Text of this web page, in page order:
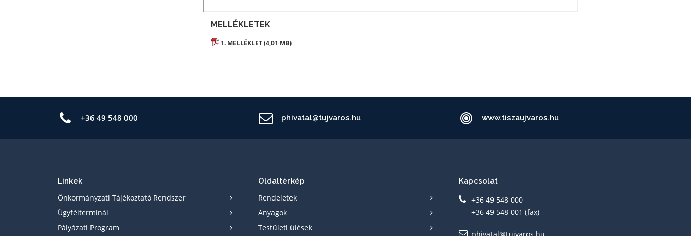
MELLÉKLETEK
1. MELLÉKLET (4,01 MB)
+36 49 548 000 phivatal@tujvaros.hu www.tiszaujvaros.hu
Linkek
Önkormányzati Tájékoztató Rendszer
Ügyfélterminál
Pályázati Program
Oldaltérkép
Rendeletek
Anyagok
Testületi ülések
Kapcsolat
+36 49 548 000
+36 49 548 001 (fax)